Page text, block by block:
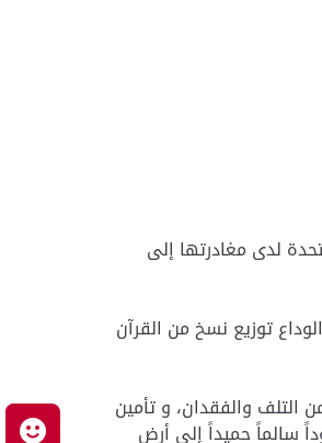
لدى مغادرتها إلى
توزيع نسخ من القرآن
التلف والفقدان، و تأمين
سالماً حميداً إلى أرض